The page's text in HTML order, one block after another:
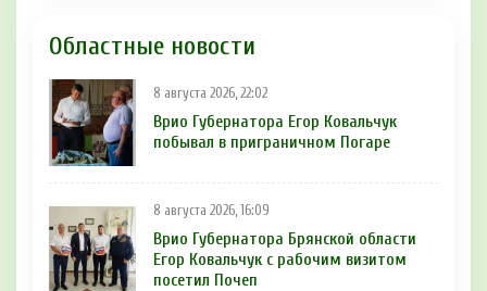
Областные новости
8 августа 2026, 22:02
Врио Губернатора Егор Ковальчук
побывал в приграничном Погаре
8 августа 2026, 16:09
Врио Губернатора Брянской области
Егор Ковальчук с рабочим визитом
посетил Почеп